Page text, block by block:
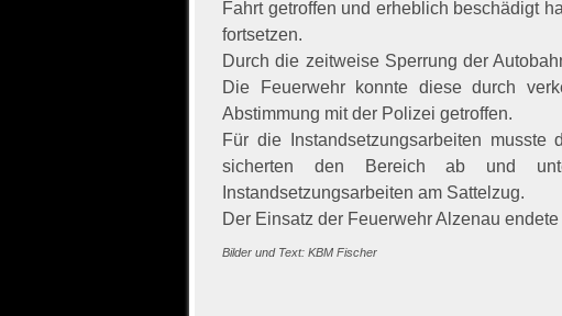
Fahrt getroffen und erheblich beschädigt
fortsetzen.
Durch die zeitweise Sperrung der
Die Feuerwehr konnte diese durch
Abstimmung mit der Polizei getroffen.
Für die Instandsetzungsarbeiten
sicherten den Bereich ab und
Instandsetzungsarbeiten am Sattelzug.
Der Einsatz der Feuerwehr Alzenau
Bilder und Text: KBM Fischer